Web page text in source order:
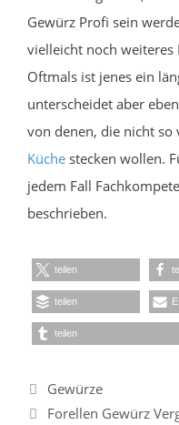
Gewürz Profi sein
vielleicht noch weiteres
Oftmals ist jenes ein
unterscheidet aber
von denen, die nicht so
Küche stecken wollen.
jedem Fall
beschrieben.
teilen
teilen
teilen
Kategorien
Gewürze
Forellen Gewürz